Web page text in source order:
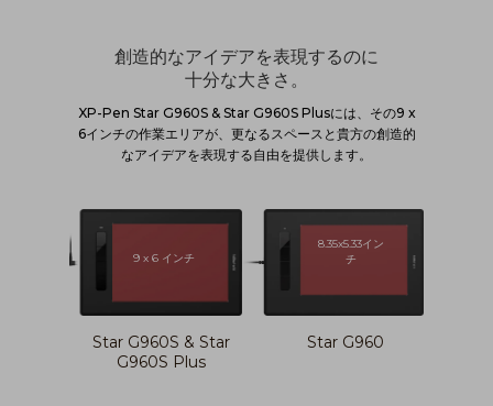
創造的なアイデアを表現するのに
十分な大きさ。
XP-Pen Star G960S & Star G960S Plusには、その9 x
6インチの作業エリアが、更なるスペースと貴方の創造的
なアイデアを表現する自由を提供します。
Star G960S & Star
G960S Plus
9 x 6 インチ
Star G960
8.35x5.33イン
チ